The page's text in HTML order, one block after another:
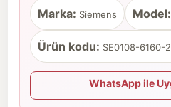
Marka: Siemens Model:
Ürün kodu: SE0108-6160-
WhatsApp ile